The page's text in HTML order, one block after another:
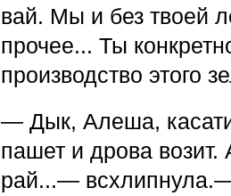
вай. Мы и без твоей
прочее... Ты
производство этого
— Дык, Алеша,
пашет и дрова
рай...— всхлипнула.—